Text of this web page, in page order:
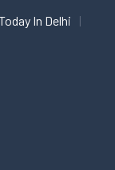
In Delhi